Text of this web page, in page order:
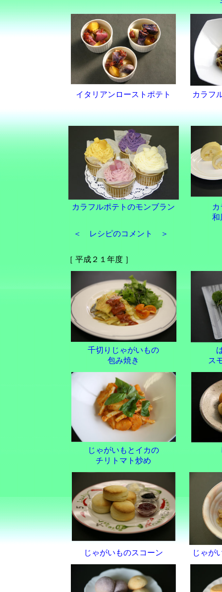
イタリアンローストポテト カラフ
カラフルポテトのモンブラン
和
＜ レシピのコメント ＞
［ 平成２１年度 ］
千切りじゃがいもの
包み焼き
ス
じゃがいもとイカの
チリトマト炒め
じゃがいものスコーン じゃが